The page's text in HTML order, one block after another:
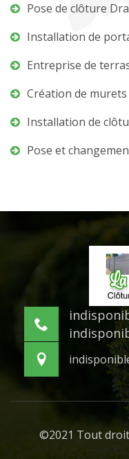
Pose de clôture
Installation de
Entreprise de
Création de
Installation de
Pose et
©2021 Tout